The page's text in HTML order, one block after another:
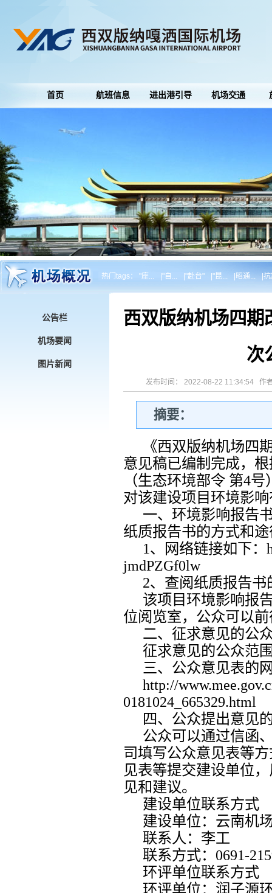
首页 航班信息 进出港引导 机场交通
热门tags： "座... "自... "赴台" "昆... 昭通... 抗
公告栏
机场要闻
图片新闻
西双版纳机场四期
次
发布时间： 2022-08-22 11:34:54 作
摘要：
《西双版纳机场四
意见稿已编制完成，
（生态环境部令 第4号
对该建设项目环境影
一、 环境影响报告
纸质报告书的方式和途
1、 网络链接如下：
jmdPZGf0lw
2、 查阅纸质报告书
该项目环境影响报
位阅览室，公众可以
二、征求意见的公
征求意见的公众范
三、公众意见表的
http://
0181024_665329.html
四、公众提出意见
公众可以通过信函
司填写公众意见表等
见表等提交建设单位
见和建议。
建设单位联系方式
建设单位：云南机
联系人： 李工
联系方式： 0691-
环评单位联系方式
环评单位：润子源